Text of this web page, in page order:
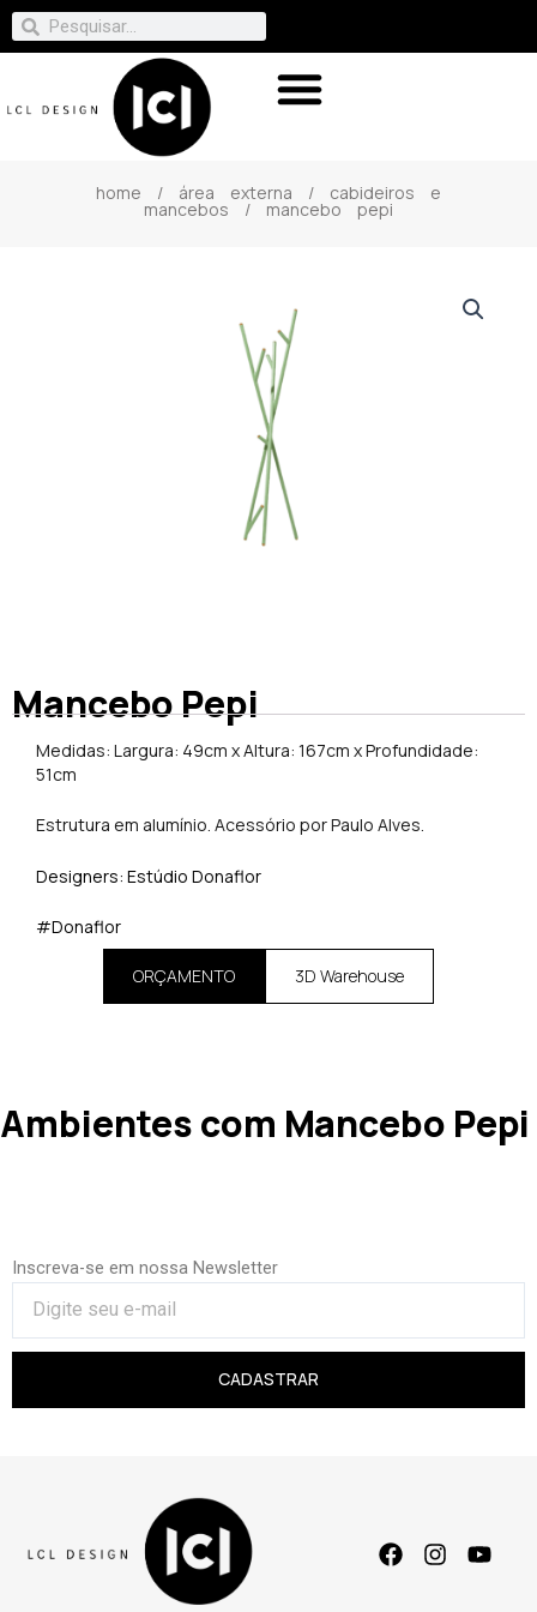
home / área externa / cabideiros e
mancebos / mancebo pepi
Mancebo Pepi
Medidas: Largura: 49cm x Altura: 167cm x Profundidade:
51cm
Estrutura em alumínio. Acessório por Paulo Alves.
Designers: Estúdio Donaflor
#Donaflor
ORÇAMENTO 3D Warehouse
Ambientes com Mancebo Pepi
Inscreva-se em nossa Newsletter
CADASTRAR